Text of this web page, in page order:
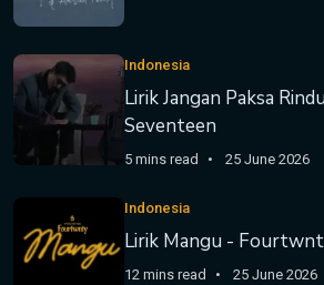
Indonesia
Lirik Jangan Paksa
Seventeen
5 mins read 25 June 2026
Indonesia
Lirik Mangu -
12 mins read 25 June 2026